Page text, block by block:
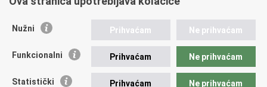
Ispiši
Podijeli
Facebooku
Twitteru
Republika Hrvatska
Nužni Prihvaćam Ne prihvaćam
Funkcionalni Prihvaćam Ne prihvaćam
Statistički Prihvaćam Ne prihvaćam